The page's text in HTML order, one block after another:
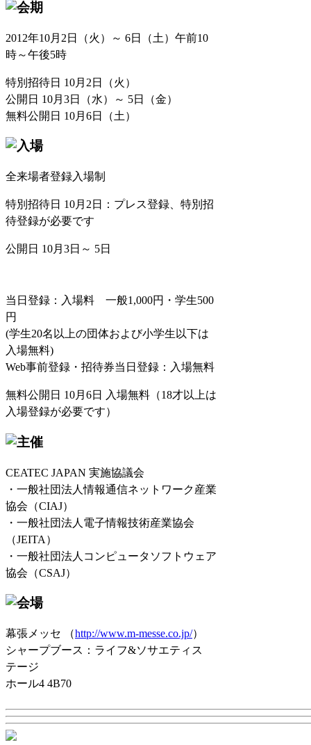
2012年10月2日（火）～ 6日（土）午前10
時～午後5時
特別招待日 10月2日（火）
公開日 10月3日（水）～ 5日（金）
無料公開日 10月6日（土）
全来場者登録入場制
特別招待日 10月2日：プレス登録、特別招
待登録が必要です
公開日 10月3日～ 5日
当日登録：入場料 一般1,000円・学生500
円
(学生20名以上の団体および小学生以下は
入場無料)
Web事前登録・招待券当日登録：入場無料
無料公開日 10月6日 入場無料（18才以上は
入場登録が必要です）
CEATEC JAPAN 実施協議会
・一般社団法人情報通信ネットワーク産業
協会（CIAJ）
・一般社団法人電子情報技術産業協会
（JEITA）
・一般社団法人コンピュータソフトウェア
協会（CSAJ）
幕張メッセ （http://www.m-messe.co.jp/）
シャープブース：ライフ&ソサエティス
テージ
ホール4 4B70